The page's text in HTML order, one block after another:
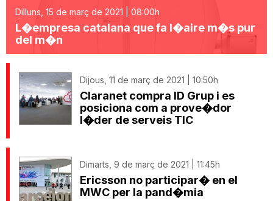
Dilluns, 15 de març de 2021 | 08:00h
L�empresa catalana que fa l�aire m�s pur
del m�n
Dijous, 11 de març de 2021 | 10:50h
Claranet compra ID Grup i es
posiciona com a prove�dor
l�der de serveis TIC
Dimarts, 9 de març de 2021 | 11:45h
Ericsson no participar� en el
MWC per la pand�mia